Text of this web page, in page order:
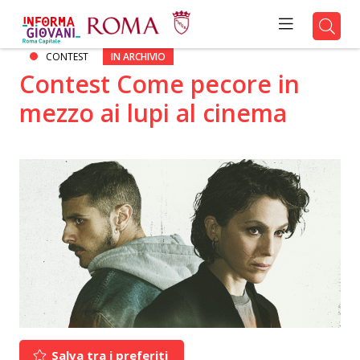
CONTEST IN ARCHIVIO
Contest Come pecore in
mezzo ai lupi al cinema
Salva tra i preferiti